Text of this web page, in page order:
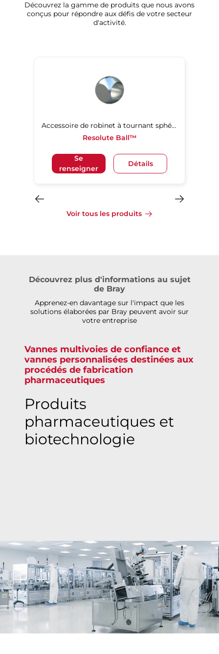
Découvrez la gamme de produits que nous avons
conçus pour répondre aux défis de votre secteur
d'activité.
Accessoire de robinet à tournant sphérique
Resolute Ball™
Se
renseigner
Détails
Voir tous les produits
Découvrez plus d'informations au sujet
de Bray
Apprenez-en davantage sur l'impact que les
solutions élaborées par Bray peuvent avoir sur
votre entreprise
Vannes multivoies de confiance et
vannes personnalisées destinées aux
procédés de fabrication
pharmaceutiques
Produits
pharmaceutiques et
biotechnologie
Bray apporte des solutions innovantes en termes
de vannes aux entreprises pharmaceutiques et
biotechnologiques, améliorant leur efficacité et
leur flexibilité tout en leur permettant de réduire
les coûts dans un environnement concurrentiel.